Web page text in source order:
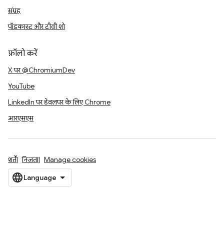
संग्रह
पॉडकास्ट और टीवी शो
फ़ॉलो करें
X पर @ChromiumDev
YouTube
LinkedIn पर डेवलपर के लिए Chrome
आरएसएस
शर्तें निजता Manage cookies